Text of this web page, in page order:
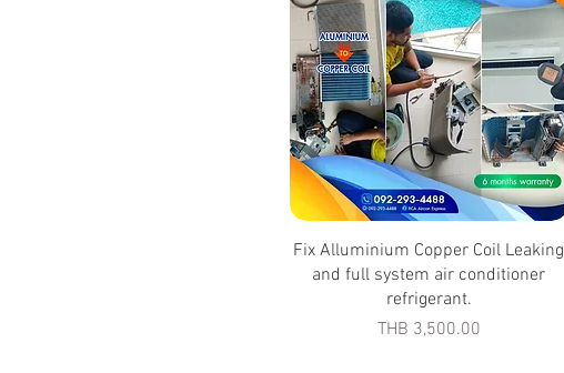
Fix Alluminium Copper Coil Leaking
and full system air conditioner
refrigerant.
Price
THB 3,500.00